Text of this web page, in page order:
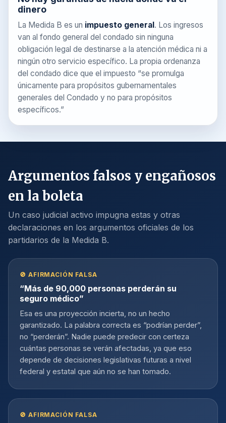
dinero
La Medida B es un impuesto general. Los ingresos
van al fondo general del condado sin ninguna
obligación legal de destinarse a la atención médica ni a
ningún otro servicio específico. La propia ordenanza
del condado dice que el impuesto “se promulga
únicamente para propósitos gubernamentales
generales del Condado y no para propósitos
específicos.”
Argumentos falsos y engañosos
en la boleta
Un caso judicial activo impugna estas y otras
declaraciones en los argumentos oficiales de los
partidarios de la Medida B.
🚫 AFIRMACIÓN FALSA
“Más de 90,000 personas perderán su
seguro médico”
Esa es una proyección incierta, no un hecho
garantizado. La palabra correcta es “podrían perder”,
no “perderán”. Nadie puede predecir con certeza
cuántas personas se verán afectadas, ya que eso
depende de decisiones legislativas futuras a nivel
federal y estatal que aún no se han tomado.
🚫 AFIRMACIÓN FALSA